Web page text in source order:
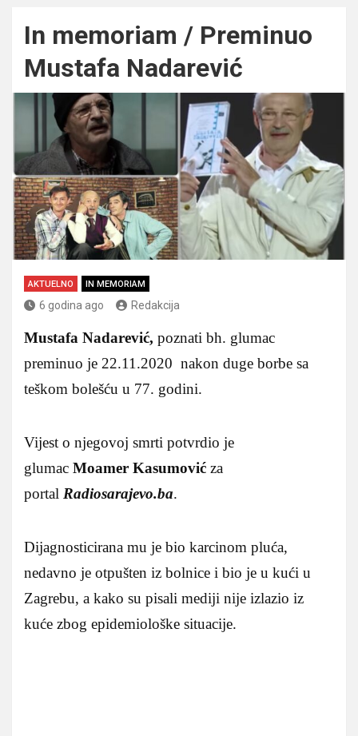
In memoriam / Preminuo
Mustafa Nadarević
AKTUELNO IN MEMORIAM
6 godina ago Redakcija
Mustafa Nadarević, poznati bh. glumac
preminuo je 22.11.2020 nakon duge borbe sa
teškom bolešću u 77. godini.
Vijest o njegovoj smrti potvrdio je
glumac Moamer Kasumović za
portal Radiosarajevo.ba.
Dijagnosticirana mu je bio karcinom pluća,
nedavno je otpušten iz bolnice i bio je u kući u
Zagrebu, a kako su pisali mediji nije izlazio iz
kuće zbog epidemiološke situacije.